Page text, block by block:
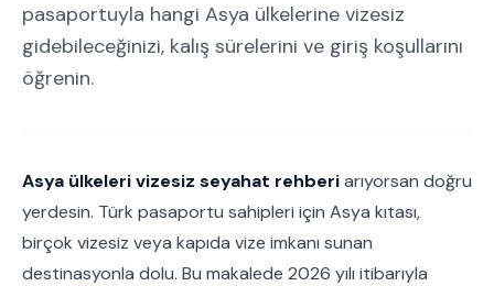
pasaportuyla hangi Asya ülkelerine vizesiz
gidebileceğinizi, kalış sürelerini ve giriş koşullarını
öğrenin.
Asya ülkeleri vizesiz seyahat rehberiarıyorsan doğru
yerdesin. Türk pasaportu sahipleri için Asya kıtası,
birçok vizesiz veya kapıda vize imkanı sunan
destinasyonla dolu. Bu makalede 2026 yılı itibarıyla